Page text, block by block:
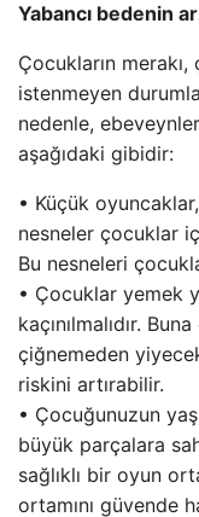
Yabancı bedenin
Çocukların
istenmeyen
nedenle,
aşağıdaki gibidir:
• Küçük
nesneler çocuklar
Bu nesneleri
• Çocuklar yemek
kaçınılmalıdır.
çiğnemeden
riskini artırabilir.
• Çocuğunuzun
büyük parçalara
sağlıklı bir oyun
ortamını güvende